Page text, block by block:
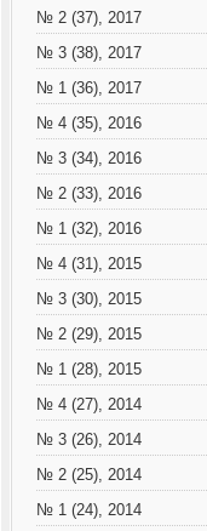
№ 2 (37), 2017
№ 3 (38), 2017
№ 1 (36), 2017
№ 4 (35), 2016
№ 3 (34), 2016
№ 2 (33), 2016
№ 1 (32), 2016
№ 4 (31), 2015
№ 3 (30), 2015
№ 2 (29), 2015
№ 1 (28), 2015
№ 4 (27), 2014
№ 3 (26), 2014
№ 2 (25), 2014
№ 1 (24), 2014